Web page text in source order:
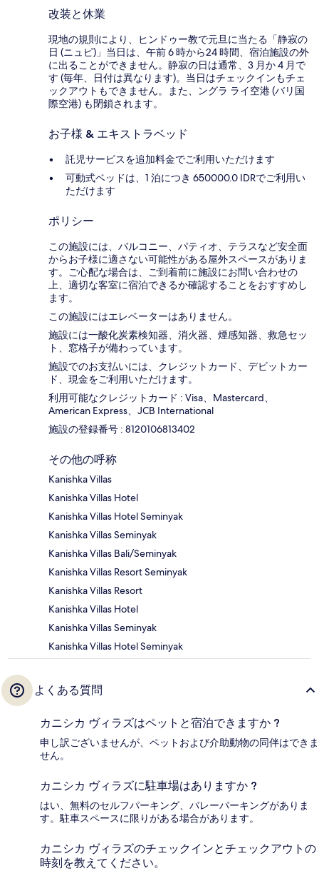
改装と休業
現地の規則により、ヒンドゥー教で元旦に当たる「静寂の
日 (ニュピ)」当日は、午前 6 時から24 時間、宿泊施設の外
に出ることができません。静寂の日は通常、3 月か 4 月で
す (毎年、日付は異なります)。当日はチェックインもチェ
ックアウトもできません。また、ングラ ライ空港 (バリ国
際空港) も閉鎖されます。
お子様 & エキストラベッド
託児サービスを追加料金でご利用いただけます
可動式ベッドは、1 泊につき 650000.0 IDRでご利用い
ただけます
ポリシー
この施設には、バルコニー、パティオ、テラスなど安全面
からお子様に適さない可能性がある屋外スペースがありま
す。ご心配な場合は、ご到着前に施設にお問い合わせの
上、適切な客室に宿泊できるか確認することをおすすめし
ます。
この施設にはエレベーターはありません。
施設には一酸化炭素検知器、消火器、煙感知器、救急セッ
ト、窓格子が備わっています。
施設でのお支払いには、クレジットカード、デビットカー
ド、現金をご利用いただけます。
利用可能なクレジットカード : Visa、Mastercard、
American Express、JCB International
施設の登録番号 : 8120106813402
その他の呼称
Kanishka Villas
Kanishka Villas Hotel
Kanishka Villas Hotel Seminyak
Kanishka Villas Seminyak
Kanishka Villas Bali/Seminyak
Kanishka Villas Resort Seminyak
Kanishka Villas Resort
Kanishka Villas Hotel
Kanishka Villas Seminyak
Kanishka Villas Hotel Seminyak
よくある質問
カニシカ ヴィラズはペットと宿泊できますか ?
申し訳ございませんが、ペットおよび介助動物の同伴はできま
せん。
カニシカ ヴィラズに駐車場はありますか ?
はい、無料のセルフパーキング、バレーパーキングがありま
す。駐車スペースに限りがある場合があります。
カニシカ ヴィラズのチェックインとチェックアウトの
時刻を教えてください。